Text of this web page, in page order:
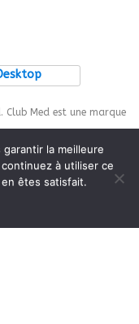
Club Med est une marque
la meilleure
à utiliser ce
êtes satisfait.